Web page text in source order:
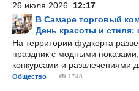
26 июля 2026 12:17
В Самаре торговый
День красоты и стиля:
На территории фудкорта
праздник с модными
конкурсами и развлечениями
Общество 1748